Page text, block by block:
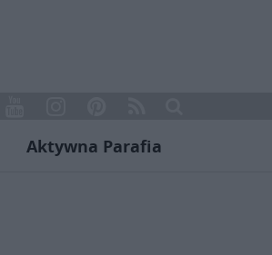
Aktywna Parafia